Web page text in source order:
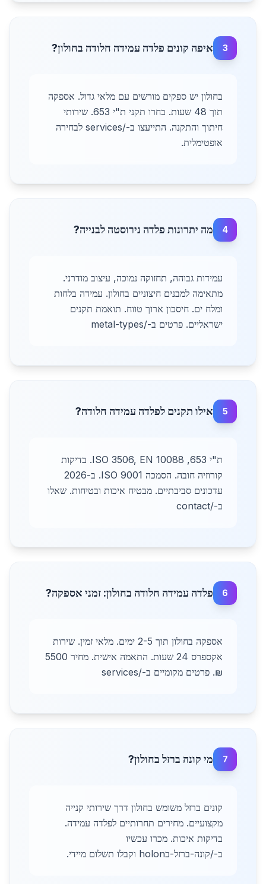
3 איפה קונים פלדה עמידה חלודה בחולון?
בחולון יש ספקים מורשים עם מלאי גדול. אספקה
תוך 48 שעות. בחרו תקני ת"י 653. שירותי
חיתוך והתקנה. התייעצו ב-/services לבחירה
אופטימלית.
4 מה יתרונות פלדה נירוסטה לבנייה?
עמידות גבוהה, תחזוקה נמוכה, עיצוב מודרני.
מתאימה למבנים חיצוניים בחולון. עמידה בלחות
ומלח ים. חיסכון ארוך טווח. תואמת תקנים
ישראליים. פרטים ב-/metal-types
5 אילו תקנים לפלדה עמידה חלודה?
ת"י 653, ISO 3506, EN 10088. בדיקות
קורוזיה חובה. הסמכה ISO 9001. ב-2026
עדכונים סביבתיים. מבטיח איכות ובטיחות. שאלו
ב-/contact
6 פלדה עמידה חלודה בחולון: זמני אספקה?
אספקה בחולון תוך 2-5 ימים. מלאי זמין. שירות
אקספרס 24 שעות. התאמה אישית. מחיר 5500
₪. פרטים מקומיים ב-/services
7 מי קונה ברזל בחולון?
קונים ברזל משומש בחולון דרך שירותי קנייה
מקצועיים. מחירים תחרותיים לפלדה עמידה.
בדיקות איכות. מכרו עכשיו
ב-/קונה-ברזל-בholon וקבלו תשלום מיידי.